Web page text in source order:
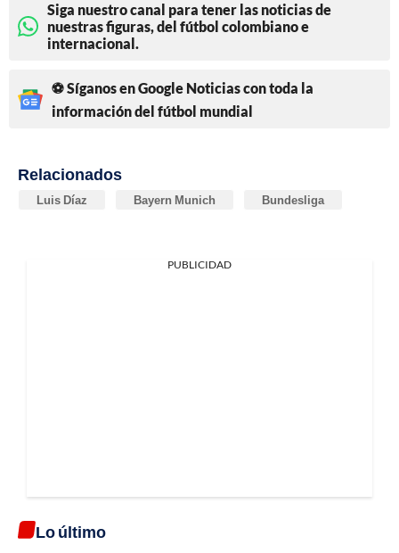
Siga nuestro canal para tener las noticias de
nuestras figuras, del fútbol colombiano e
internacional.
⚽ Síganos en Google Noticias con toda la
información del fútbol mundial
Relacionados
Luis Díaz Bayern Munich Bundesliga
PUBLICIDAD
Lo último